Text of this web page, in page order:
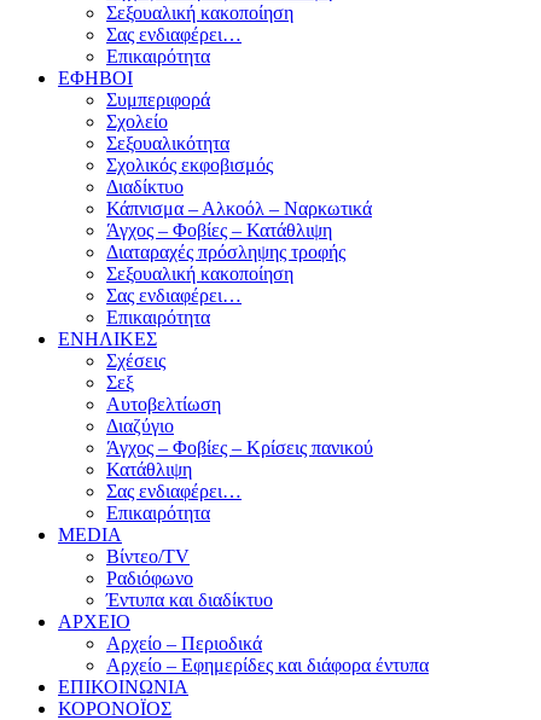
Σεξουαλική κακοποίηση
Σας ενδιαφέρει…
Επικαιρότητα
ΕΦΗΒΟΙ
Συμπεριφορά
Σχολείο
Σεξουαλικότητα
Σχολικός εκφοβισμός
Διαδίκτυο
Κάπνισμα – Αλκοόλ – Ναρκωτικά
Άγχος – Φοβίες – Κατάθλιψη
Διαταραχές πρόσληψης τροφής
Σεξουαλική κακοποίηση
Σας ενδιαφέρει…
Επικαιρότητα
ΕΝΗΛΙΚΕΣ
Σχέσεις
Σεξ
Αυτοβελτίωση
Διαζύγιο
Άγχος – Φοβίες – Κρίσεις πανικού
Κατάθλιψη
Σας ενδιαφέρει…
Επικαιρότητα
MEDIA
Βίντεο/TV
Ραδιόφωνο
Έντυπα και διαδίκτυο
ΑΡΧΕΙΟ
Αρχείο – Περιοδικά
Αρχείο – Εφημερίδες και διάφορα έντυπα
ΕΠΙΚΟΙΝΩΝΙΑ
ΚΟΡΟΝΟΪΟΣ